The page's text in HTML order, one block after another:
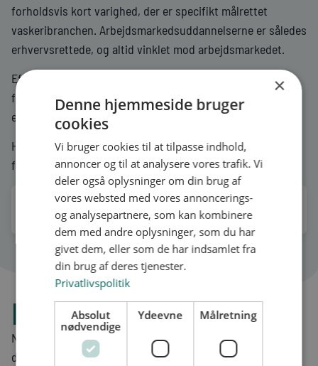
forholdsvis kort varighed, der er specifikt målrettet
vaskeribranchen. Arbejdsmarkedsuddannelserne er således
erhvervsrettede, og altid vinklet mod arbejdsmarkedet.
Efteruddannelse (AMU) for vaskeribranchen findes i den
fælles kompetencebeskrivelse (FKB), der bl.a. indeholder
en beskrivelse af branchen.
Her er også en liste over hvilke kurser, der er tilknyttet
fagområdet.
FÆLLES KOMPETENCEBESKRIVELSE OG
VOKSENUDDANNELSE.DK
Profilfoldere
Nedenfor finder du en pjece, med information om kurser,
der er kan være nyttige, hvis du ønsker at gennemføre
×
Denne hjemmeside bruger
cookies
Vi bruger cookies til at tilpasse indhold,
annoncer og til at analysere vores trafik. Vi
deler også oplysninger om din brug af
vores websted med vores annoncerings-
og analysepartnere, som kan kombinere
dem med andre oplysninger, som du har
givet dem, eller som de har indsamlet fra
din brug af deres tjenester.
Privatlivspolitik
Absolut
nødvendige
Ydeevne Målretning